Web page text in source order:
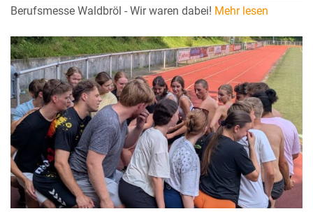
Berufsmesse Waldbröl - Wir waren dabei! Mehr lesen